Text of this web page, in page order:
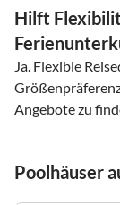
Hilft
Ja. Flexible
Angebote zu
Poolhäuser